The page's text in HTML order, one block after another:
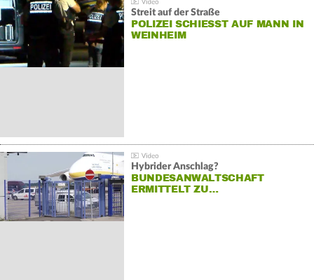
Streit auf der Straße
POLIZEI SCHIESST AUF MANN IN W
EINHEIM
Hybrider Anschlag?
BUNDESANWALTSCHAFT
ERMITTELT ZU…